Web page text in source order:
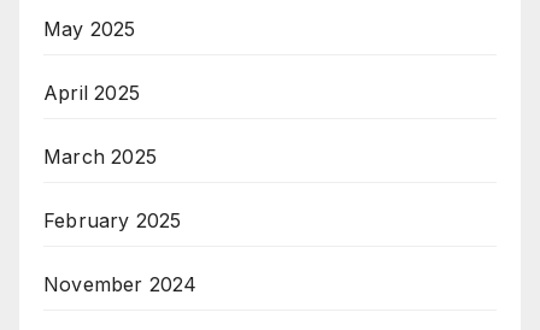
May 2025
April 2025
March 2025
February 2025
November 2024